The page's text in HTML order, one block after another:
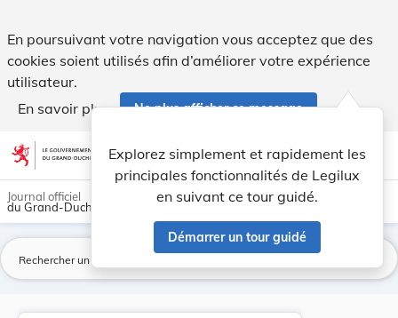
En poursuivant votre navigation vous acceptez que des
cookies soient utilisés afin d’améliorer votre expérience
utilisateur.
En savoir plus
Ne plus afficher ce message
Aller au contenu account_circle help Aide
Explorez simplement et rapidement les
principales fonctionnalités de Legilux
en suivant ce tour guidé.
Démarrer un tour guidé
light_mode dark_mode
Journal officiel
du Grand-Duché de Luxembourg